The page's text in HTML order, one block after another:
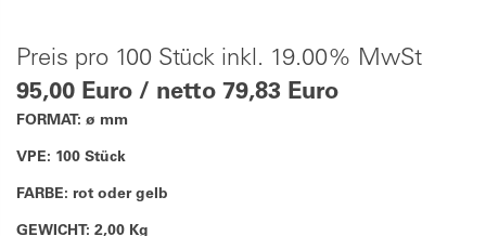
Preis pro 100 Stück inkl. 19.00% MwSt
95,00 Euro / netto 79,83 Euro
FORMAT: ø mm
VPE: 100 Stück
FARBE: rot oder gelb
GEWICHT: 2,00 Kg